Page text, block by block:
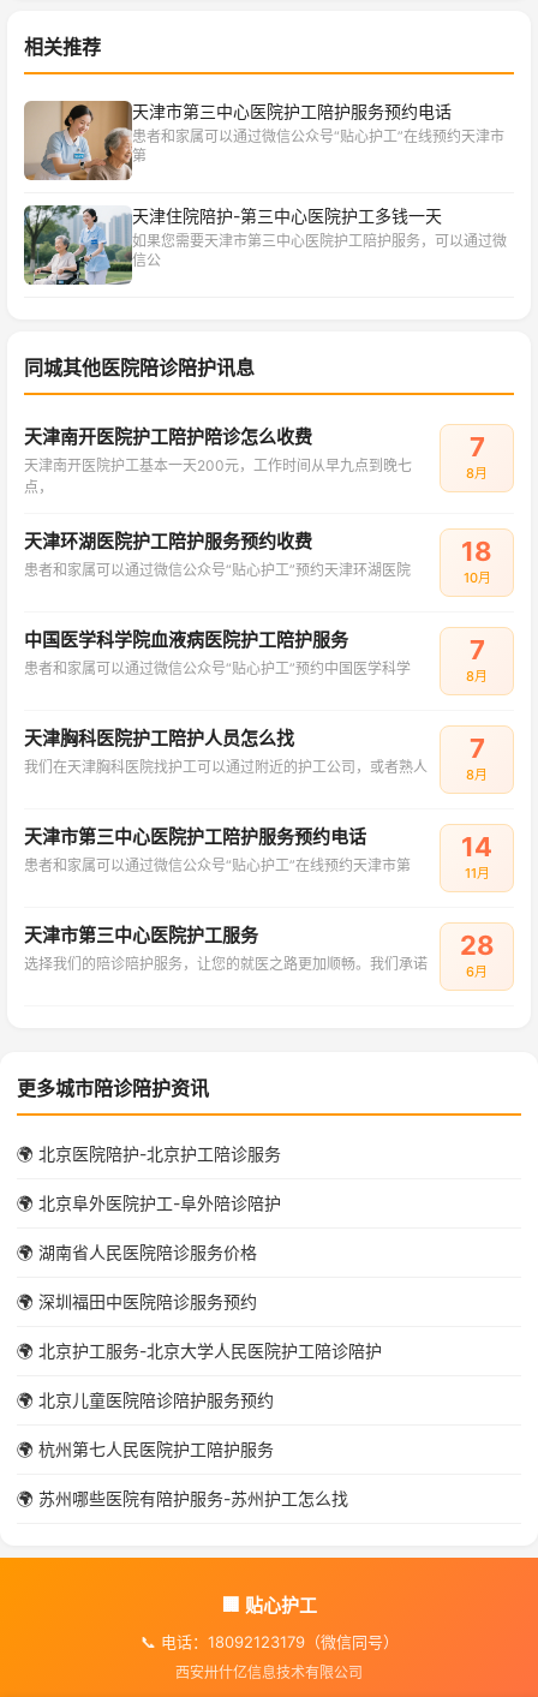
相关推荐
天津市第三中心医院护工陪护服务预约电话
患者和家属可以通过微信公众号“贴心护工”在线预约天津市
第
天津住院陪护-第三中心医院护工多钱一天
如果您需要天津市第三中心医院护工陪护服务，可以通过微
信公
同城其他医院陪诊陪护讯息
天津南开医院护工陪护陪诊怎么收费
天津南开医院护工基本一天200元，工作时间从早九点到晚七
点，
7
8月
天津环湖医院护工陪护服务预约收费
患者和家属可以通过微信公众号“贴心护工”预约天津环湖医院
18
10月
中国医学科学院血液病医院护工陪护服务
患者和家属可以通过微信公众号“贴心护工”预约中国医学科学
7
8月
天津胸科医院护工陪护人员怎么找
我们在天津胸科医院找护工可以通过附近的护工公司，或者熟人
7
8月
天津市第三中心医院护工陪护服务预约电话
患者和家属可以通过微信公众号“贴心护工”在线预约天津市第
14
11月
天津市第三中心医院护工服务
选择我们的陪诊陪护服务，让您的就医之路更加顺畅。我们承诺
28
6月
更多城市陪诊陪护资讯
🌍 北京医院陪护-北京护工陪诊服务
🌍 北京阜外医院护工-阜外陪诊陪护
🌍 湖南省人民医院陪诊服务价格
🌍 深圳福田中医院陪诊服务预约
🌍 北京护工服务-北京大学人民医院护工陪诊陪护
🌍 北京儿童医院陪诊陪护服务预约
🌍 杭州第七人民医院护工陪护服务
🌍 苏州哪些医院有陪护服务-苏州护工怎么找
🏢 贴心护工
📞 电话：18092123179（微信同号）
西安卅什亿信息技术有限公司